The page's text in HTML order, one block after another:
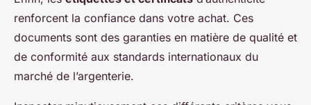
renforcent la confiance dans votre achat. Ces
documents sont des garanties en matière de qualité et
de conformité aux standards internationaux du
marché de l’argenterie.